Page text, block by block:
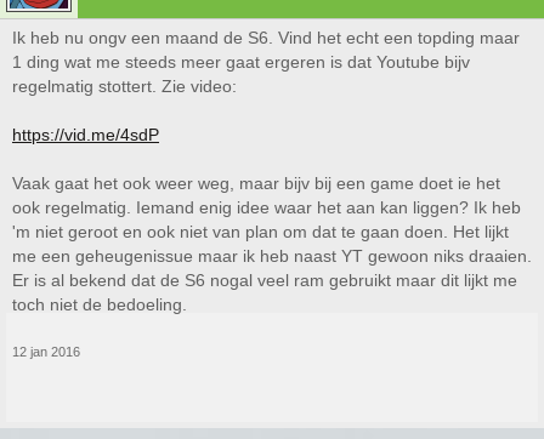
Ik heb nu ongv een maand de S6. Vind het echt een topding maar
1 ding wat me steeds meer gaat ergeren is dat Youtube bijv
regelmatig stottert. Zie video:
https://vid.me/4sdP
Vaak gaat het ook weer weg, maar bijv bij een game doet ie het
ook regelmatig. Iemand enig idee waar het aan kan liggen? Ik heb
'm niet geroot en ook niet van plan om dat te gaan doen. Het lijkt
me een geheugenissue maar ik heb naast YT gewoon niks draaien.
Er is al bekend dat de S6 nogal veel ram gebruikt maar dit lijkt me
toch niet de bedoeling.
12 jan 2016